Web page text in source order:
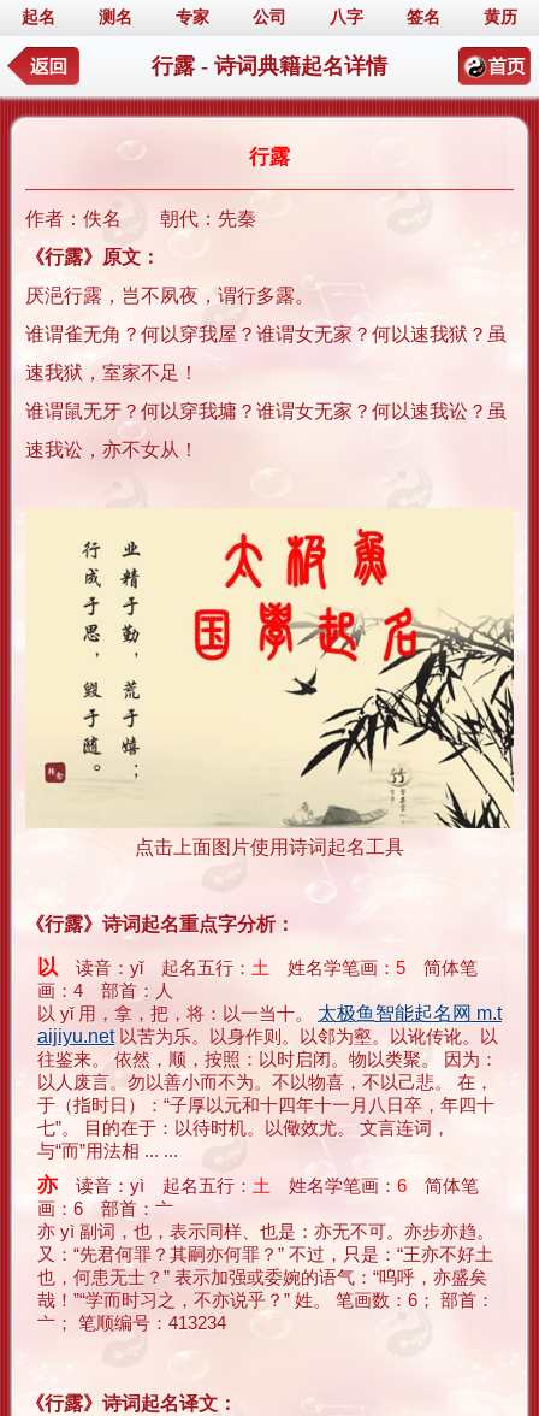
起名 测名 专家 公司 八字 签名 黄历
行露 - 诗词典籍起名详情
行露
作者：佚名 朝代：先秦
《行露》原文：
厌浥行露，岂不夙夜，谓行多露。
谁谓雀无角？何以穿我屋？谁谓女无家？何以速我狱？虽
速我狱，室家不足！
谁谓鼠无牙？何以穿我墉？谁谓女无家？何以速我讼？虽
速我讼，亦不女从！
点击上面图片使用诗词起名工具
《行露》诗词起名重点字分析：
以 读音：yǐ 起名五行： 土 姓名学笔画： 5 简体笔
画：4 部首：人
以 yǐ 用，拿，把，将：以一当十。 太极鱼智能起名网 m.t
aijiyu.net以苦为乐。以身作则。以邻为壑。以讹传讹。以
往鉴来。 依然，顺，按照：以时启闭。物以类聚。 因为：
以人废言。勿以善小而不为。不以物喜，不以己悲。 在，
于（指时日）：“子厚以元和十四年十一月八日卒，年四十
七”。 目的在于：以待时机。以儆效尤。 文言连词，
与“而”用法相 ... ...
亦 读音：yì 起名五行： 土 姓名学笔画： 6 简体笔
画：6 部首：亠
亦 yì 副词，也，表示同样、也是：亦无不可。亦步亦趋。
又：“先君何罪？其嗣亦何罪？” 不过，只是：“王亦不好土
也，何患无士？” 表示加强或委婉的语气：“呜呼，亦盛矣
哉！”“学而时习之，不亦说乎？” 姓。 笔画数：6； 部首：
亠； 笔顺编号：413234
《行露》诗词起名译文：